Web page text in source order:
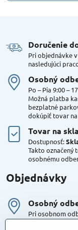
Doručenie
Pri objednávke
nasledujúci
Osobný
Po – Pia 9:00 –
Možná platba
bezplatné
dokúpiť tovar
Tovar na
Dostupnosť:
Takto označený
osobnému
Objednávky
Osobný
Pri osobnom